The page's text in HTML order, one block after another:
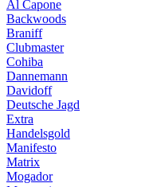
Al Capone
Backwoods
Braniff
Clubmaster
Cohiba
Dannemann
Davidoff
Deutsche Jagd
Extra
Handelsgold
Manifesto
Matrix
Mogador